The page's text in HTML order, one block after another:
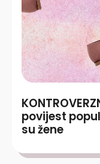
povijest
su žene